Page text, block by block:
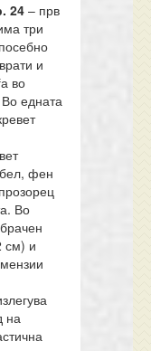
24 – прв
три
и
во
едната
фен
Во
см) и
на